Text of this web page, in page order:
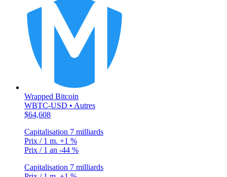
Wrapped Bitcoin
WBTC-USD • Autres
$64,608
Capitalisation 7 milliards
Prix / 1 m. +1 %
Prix / 1 an -44 %
Capitalisation 7 milliards